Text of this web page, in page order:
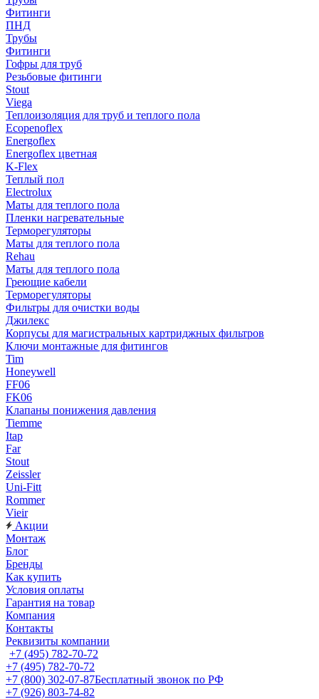
Фитинги
ПНД
Трубы
Фитинги
Гофры для труб
Резьбовые фитинги
Stout
Viega
Теплоизоляция для труб и теплого пола
Ecopenoflex
Energoflex
Energoflex цветная
K-Flex
Теплый пол
Electrolux
Маты для теплого пола
Пленки нагревательные
Терморегуляторы
Маты для теплого пола
Rehau
Маты для теплого пола
Греющие кабели
Терморегуляторы
Фильтры для очистки воды
Джилекс
Корпусы для магистральных картриджных фильтров
Ключи монтажные для фитингов
Tim
Honeywell
FF06
FK06
Клапаны понижения давления
Tiemme
Itap
Far
Stout
Zeissler
Uni-Fitt
Rommer
Vieir
Акции
Монтаж
Блог
Бренды
Как купить
Условия оплаты
Гарантия на товар
Компания
Контакты
Реквизиты компании
+7 (495) 782-70-72
+7 (495) 782-70-72
+7 (800) 302-07-87Бесплатный звонок по РФ
+7 (926) 803-74-82